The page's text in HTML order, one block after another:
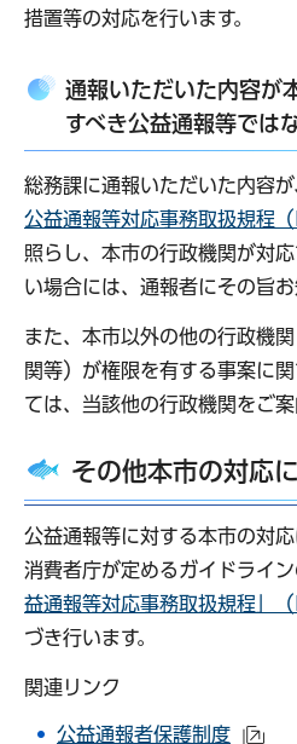
措置等の対応を行います。
通報いただいた内容が
すべき公益通報等では
総務課に通報いただいた内容が
公益通報等対応事務取扱規程
照らし、本市の行政機関が対
い場合には、通報者にその旨お
また、本市以外の他の行政機
関等）が権限を有する事案に
ては、当該他の行政機関をご案
その他本市の対応
公益通報等に対する本市の対
消費者庁が定めるガイドライン
益通報等対応事務取扱規程」
づき行います。
関連リンク
公益通報者保護制度